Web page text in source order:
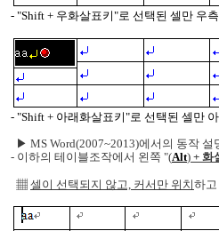
- "Shift + 우화살표키"로 선택된 셀만 우
- "Shift + 아래화살표키"로 선택된 셀만
▶ MS Word(2007~2013)에서의 동작 설
- 이하의 테이블조작에서 왼쪽 "(Alt) + 화
▦ 셀이 선택되지 않고, 커서만 위치하고